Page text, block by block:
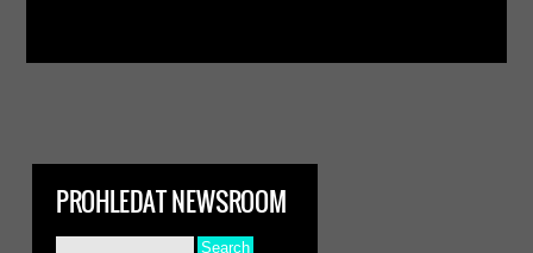
PROHLEDAT NEWSROOM